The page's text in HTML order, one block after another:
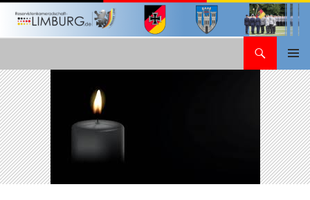
Zum
Inhalt
springen
MENÜ